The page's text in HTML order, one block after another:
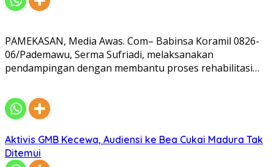
PAMEKASAN, Media Awas. Com– Babinsa Koramil 0826-
06/Pademawu, Serma Sufriadi, melaksanakan
pendampingan dengan membantu proses rehabilitasi…
Aktivis GMB Kecewa, Audiensi ke Bea Cukai Madura Tak
Ditemui